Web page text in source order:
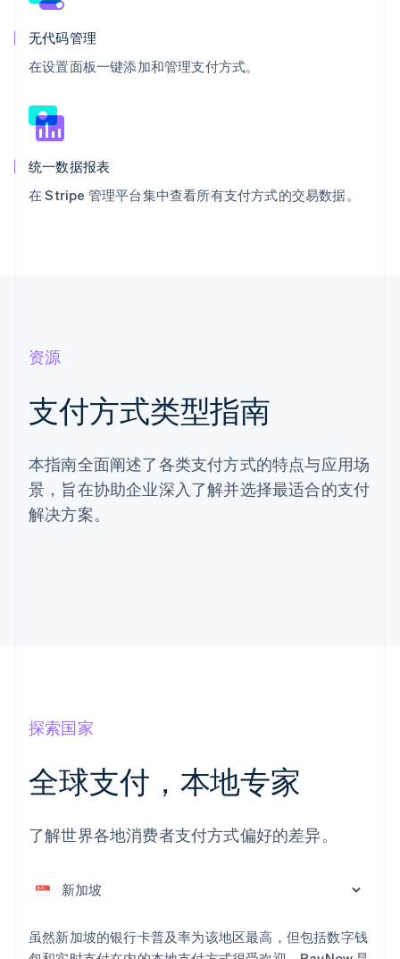
无代码管理
在设置面板一键添加和管理支付方式。
统一数据报表
在 Stripe 管理平台集中查看所有支付方式的交易数据。
资源
支付方式类型指南
本指南全面阐述了各类支付方式的特点与应用场
景，旨在协助企业深入了解并选择最适合的支付
解决方案。
探索国家
全球支付，本地专家
了解世界各地消费者支付方式偏好的差异。
虽然新加坡的银行卡普及率为该地区最高，但包括数字钱
阿联酋
English
爱尔兰
爱沙尼亚
DeutschEnglish
English
巴西